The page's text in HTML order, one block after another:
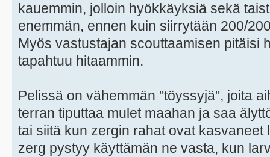
kauemmin, jolloin hyökkäyksiä sekä
enemmän, ennen kuin siirrytään 200/
Myös vastustajan scouttaamisen pitäisi
tapahtuu hitaammin.
Pelissä on vähemmän "töyssyjä", joita
terran tiputtaa mulet maahan ja saa
tai siitä kun zergin rahat ovat kasvaneet
zerg pystyy käyttämän ne vasta, kun